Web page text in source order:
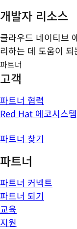
개발자 리소스
클라우드 네이티브
리하는 데 도움이
파트너
고객
파트너 협력
Red Hat 에코시스
파트너 찾기
파트너
파트너 커넥트
파트너 되기
교육
지원